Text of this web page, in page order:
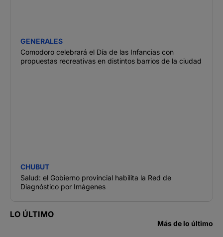
GENERALES
Comodoro celebrará el Día de las Infancias con
propuestas recreativas en distintos barrios de la ciudad
CHUBUT
Salud: el Gobierno provincial habilita la Red de
Diagnóstico por Imágenes
LO ÚLTIMO
Más de lo último